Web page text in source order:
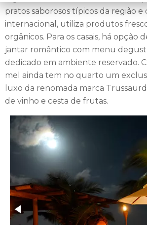
na praia de Itacarezinho, onde os
exclusivo, áreas com cabanas e tokens
garçons do Resort - dá para escolher
sem tirar os pés da areia. Conta ainda
redes pelas áreas externas, que
descanso para relaxar, ler um livro ou,
papo.
Para chegar a esse pedacinho da costa
alternativas mais comuns é pelo
recebe voos de diversas cidades
tem como benefício extra o acesso a
no desembarque e embarque. Outra
heliponto do Resort.
Casa de passeios: O Txai Resort
passeios pela região na sua Casa de
pratos saborosos típicos da região e
internacional, utiliza produtos
orgânicos. Para os casais, há opção
jantar romântico com menu
dedicado em ambiente reservado.
mel ainda tem no quarto um
luxo da renomada marca
de vinho e cesta de frutas.